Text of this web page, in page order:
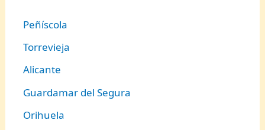
Peñíscola
Torrevieja
Alicante
Guardamar del Segura
Orihuela